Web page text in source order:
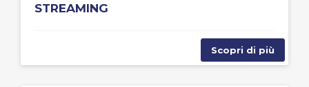
STREAMING
Scopri di più